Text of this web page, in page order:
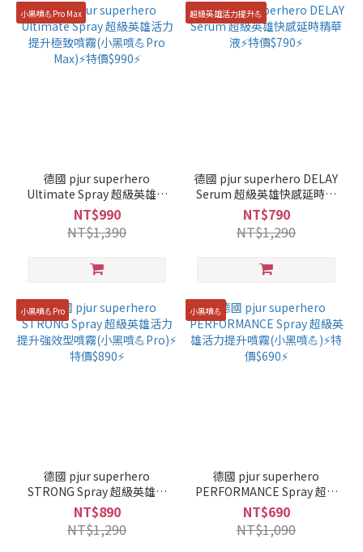
小黑噴💪Pro Max
德國 pjur superhero
Ultimate Spray 超級英雄活
力提升極致噴霧(小黑噴💪
Pro Max)⚡特價$990⚡
NT$990
NT$1,390
超級英雄活力提升💪
德國 pjur superhero DELAY
Serum 超級英雄快感延時精
華液⚡特價$790⚡
NT$790
NT$1,290
小黑噴💪Pro
德國 pjur superhero
STRONG Spray 超級英雄活
力提升強效型噴霧(小黑噴💪
Pro)⚡特價$890⚡
NT$890
NT$1,290
小黑噴💪
德國 pjur superhero
PERFORMANCE Spray 超級
英雄活力提升噴霧(小黑噴
💪)⚡特價$690⚡
NT$690
NT$1,090